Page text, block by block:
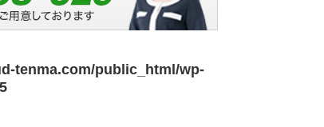
tenma.com/public_html/wp-